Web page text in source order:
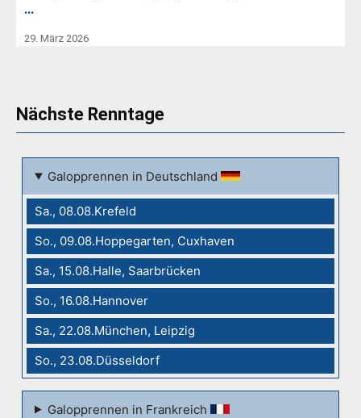
…
29. März 2026
Nächste Renntage
Galopprennen in Deutschland
Sa., 08.08.Krefeld
So., 09.08.Hoppegarten, Cuxhaven
Sa., 15.08.Halle, Saarbrücken
So., 16.08.Hannover
Sa., 22.08.München, Leipzig
So., 23.08.Düsseldorf
Galopprennen in Frankreich